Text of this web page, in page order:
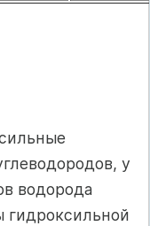
у
водорода
гидроксильной